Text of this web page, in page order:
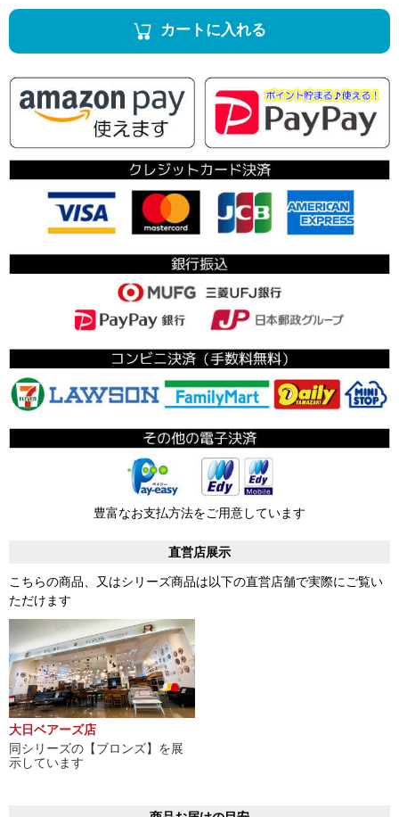
カートに入れる
豊富なお支払方法をご用意しています
直営店展示
こちらの商品、又はシリーズ商品は以下の直営店舗で実際にご覧い
ただけます
大日ベアーズ店
同シリーズの【ブロンズ】を展
示しています